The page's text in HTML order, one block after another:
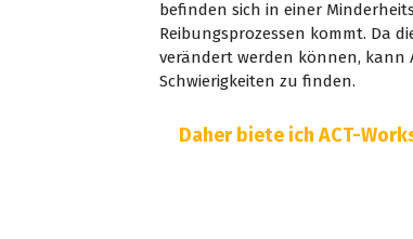
befinden sich in einer
Reibungsprozessen kommt. Da
verändert werden können, kann
Schwierigkeiten zu finden.
Daher biete ich ACT-